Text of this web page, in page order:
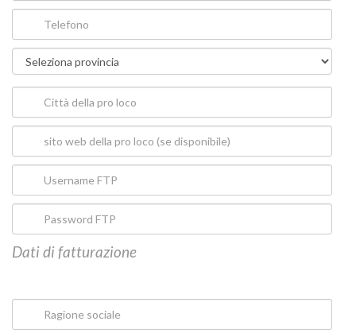
Dati di fatturazione